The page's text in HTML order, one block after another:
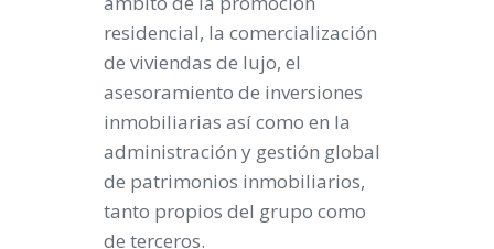
residencial, la comercialización
de viviendas de lujo, el
asesoramiento de inversiones
inmobiliarias así como en la
administración y gestión global
de patrimonios inmobiliarios,
tanto propios del grupo como
de terceros.